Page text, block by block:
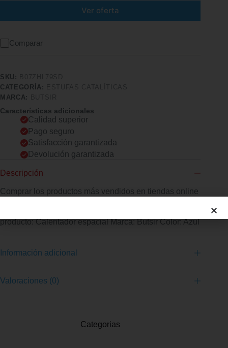
Ver oferta
Comparar
SKU:
CATEGORÍA:
MARCA:
Características adicionales
Calidad superior
Pago seguro
Satisfacción garantizada
Devolución garantizada
Descripción
Comprar los productos más vendidos en tiendas online
Estufa Gas Butsir Infrarrojos Ebbc0028 Botella Azul Tipo de
producto: Calentador espacial Marca: Butsir Color: Azul
Información adicional
Valoraciones (0)
Categorias